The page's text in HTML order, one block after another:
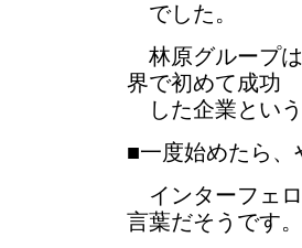
でした。
林原グループ
界で初めて成功
した企業という
■一度始めたら、
インターフェ
言葉だそうです。